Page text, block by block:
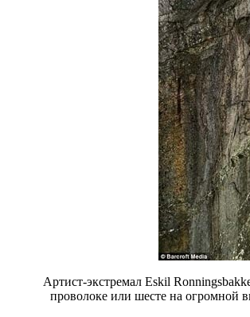
Артист-экстремал Eskil
проволоке или шесте на огромной